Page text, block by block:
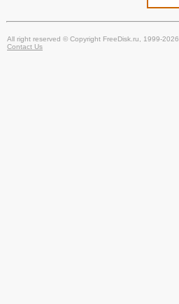
All right reserved © Copyright FreeDisk.ru, 1999-2026
Contact Us